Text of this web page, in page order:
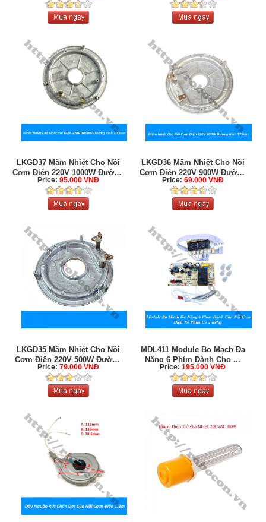
LKGD37 Mâm Nhiệt Cho Nồi
Cơm Điện 220V 1000W Đường
...
Price: 95.000 VNĐ
LKGD36 Mâm Nhiệt Cho Nồi
Cơm Điện 220V 900W Đường
...
Price: 69.000 VNĐ
LKGD35 Mâm Nhiệt Cho Nồi
Cơm Điện 220V 500W Đường
...
Price: 79.000 VNĐ
MDL411 Module Bo Mạch Đa
Năng 6 Phím Dành Cho ...
Price:195.000 VNĐ